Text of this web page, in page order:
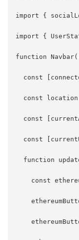
import {
import {
function
const
const
const
const
function
const